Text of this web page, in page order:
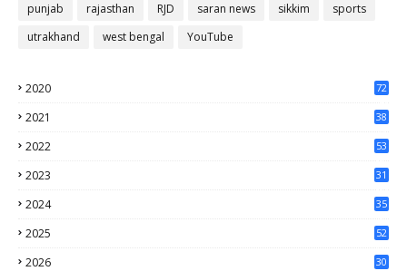
punjab
rajasthan RJD saran news sikkim
sports
utrakhand
west bengal YouTube
2020
72
2021
38
2022
53
2023
31
2024
35
2025
52
2026
30